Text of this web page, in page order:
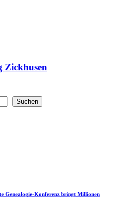
Zickhusen
Suchen
Genealogie-Konferenz bringt Millionen